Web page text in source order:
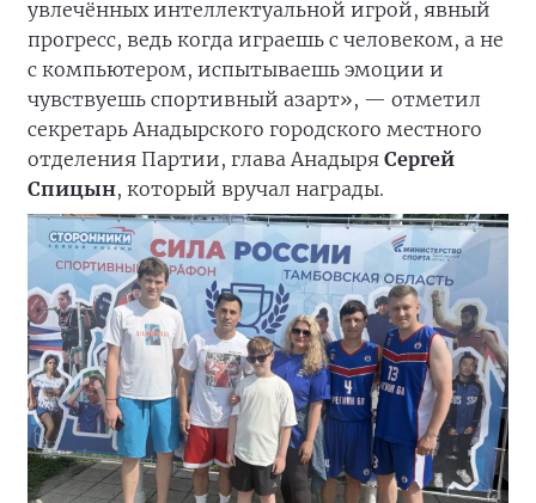
увлечённых интеллектуальной игрой, явный
прогресс, ведь когда играешь с человеком, а не
с компьютером, испытываешь эмоции и
чувствуешь спортивный азарт», — отметил
секретарь Анадырского городского местного
отделения Партии, глава Анадыря Сергей
Спицын, который вручал награды.